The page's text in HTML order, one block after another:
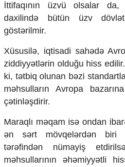
İttifaqının üzvü olsalar
daxilində bütün üzv
göstərilmir.
Xüsusilə, iqtisadi sahədə
ziddiyyətlərin olduğu hiss
ki, tətbiq olunan bəzi
məhsulların Avropa
çətinləşdirir.
Maraqlı məqam isə ondan
ən sərt mövqelərdən biri
tərəfindən nümayiş
məhsullarının əhəmiyyətli